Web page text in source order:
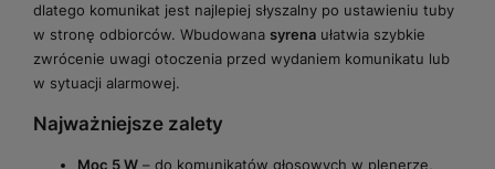
dlatego komunikat jest najlepiej słyszalny po ustawieniu tuby
w stronę odbiorców. Wbudowana syrena ułatwia szybkie
zwrócenie uwagi otoczenia przed wydaniem komunikatu lub
w sytuacji alarmowej.
Najważniejsze zalety
Moc 5 W – do komunikatów głosowych w plenerze,